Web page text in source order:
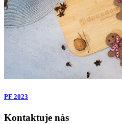
PF 2023
Kontaktuje nás